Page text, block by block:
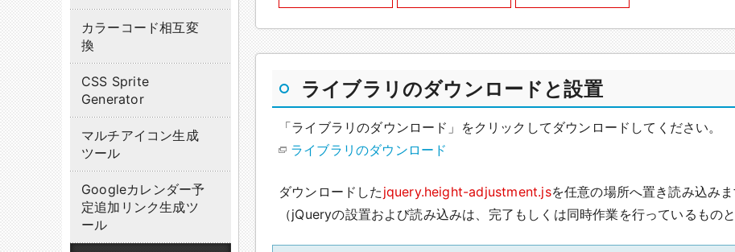
ライブラリのダウンロードと設置
「ライブラリのダウンロード」をクリックしてダウンロードしてください。
ライブラリのダウンロード
ダウンロードした jquery.height-adjustment.jsを任意の場所へ置き読み込みま
（jQueryの設置および読み込みは、完了もしくは同時作業を行っているものと
カラーコード相互変
換
CSS Sprite
Generator
マルチアイコン生成
ツール
Googleカレンダー予
定追加リンク生成ツ
ール